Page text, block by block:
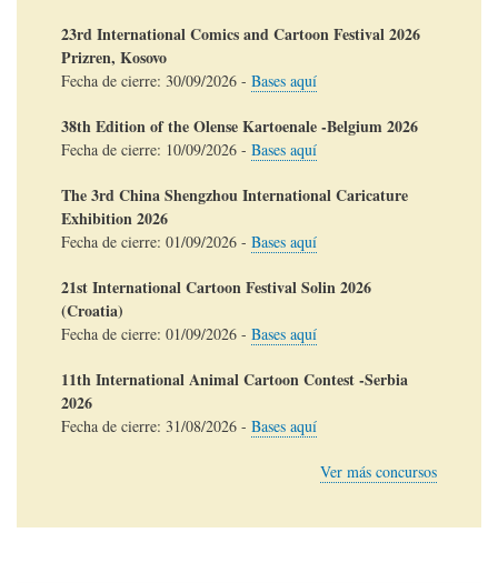
23rd International Comics and Cartoon Festival 2026
Prizren, Kosovo
Fecha de cierre: 30/09/2026 - Bases aquí
38th Edition of the Olense Kartoenale -Belgium 2026
Fecha de cierre: 10/09/2026 - Bases aquí
The 3rd China Shengzhou International Caricature
Exhibition 2026
Fecha de cierre: 01/09/2026 - Bases aquí
21st International Cartoon Festival Solin 2026
(Croatia)
Fecha de cierre: 01/09/2026 - Bases aquí
11th International Animal Cartoon Contest -Serbia
2026
Fecha de cierre: 31/08/2026 - Bases aquí
Ver más concursos